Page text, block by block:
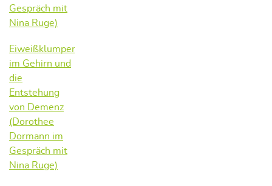
Gespräch mit
Nina Ruge)
Eiweißklumpen
im Gehirn und
die
Entstehung
von Demenz
(Dorothee
Dormann im
Gespräch mit
Nina Ruge)